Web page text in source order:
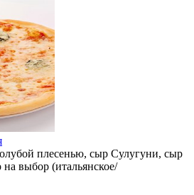
плесенью, сыр Сулугуни, сыр
выбор (итальянское/